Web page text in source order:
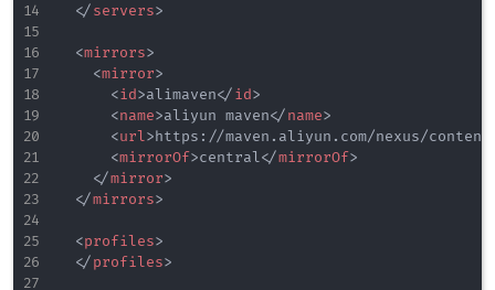
</servers>
<mirrors>
<mirror>
<id>alimaven</id>
<name>aliyun maven</name>
<url>https://maven.aliyun.com/nexus/
<mirrorOf>central</mirrorOf>
</mirror>
</mirrors>
<profiles>
</profiles>